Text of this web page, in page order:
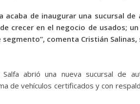
acaba de inaugurar una sucursal
crecer en el negocio de usados;
comenta Cristián
Salfa abrió una nueva sucursal de
de vehículos certificados y con